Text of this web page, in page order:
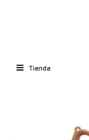
Tienda